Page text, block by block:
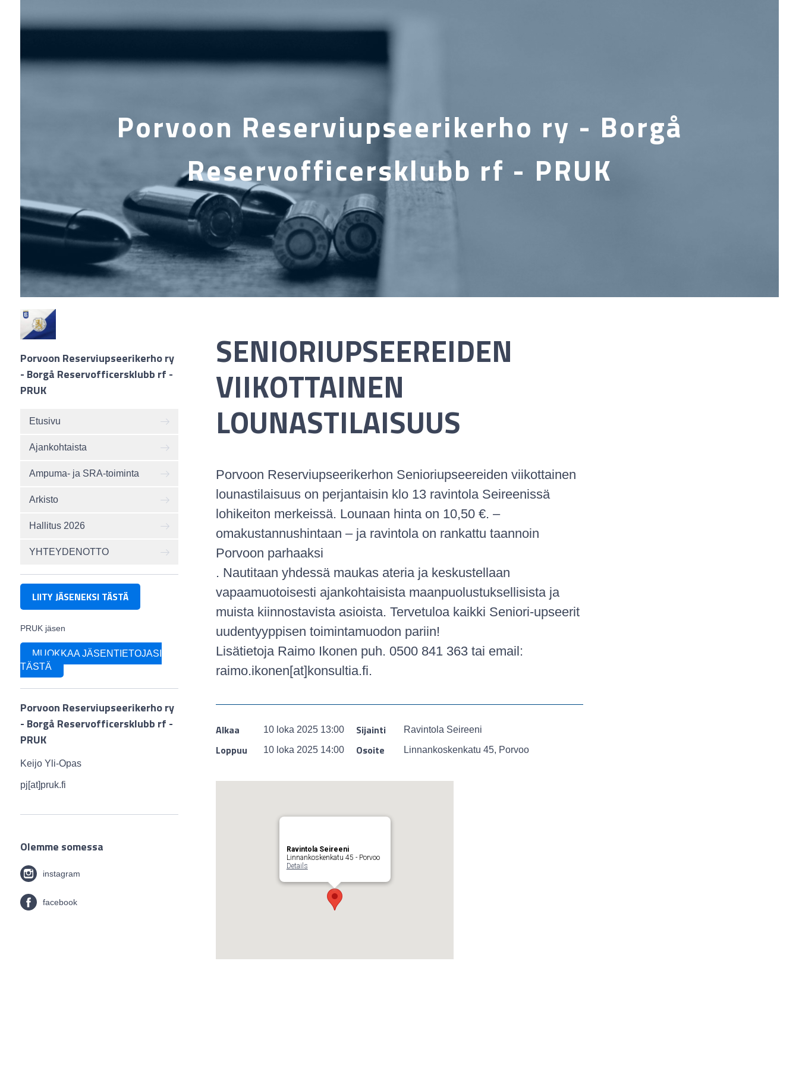
Porvoon Reserviupseerikerho ry - Borgå
Reservofficersklubb rf - PRUK
Porvoon Reserviupseerikerho ry
- Borgå Reservofficersklubb rf -
PRUK
Etusivu
Ajankohtaista
Ampuma- ja SRA-toiminta
Arkisto
Hallitus 2026
YHTEYDENOTTO
LIITY JÄSENEKSI TÄSTÄ
PRUK jäsen
MUOKKAA JÄSENTIETOJASI
TÄSTÄ
Porvoon Reserviupseerikerho ry
- Borgå Reservofficersklubb rf -
PRUK
Keijo Yli-Opas
pj[at]pruk.fi
Olemme somessa
instagram
facebook
SENIORIUPSEEREIDEN
VIIKOTTAINEN
LOUNASTILAISUUS
Porvoon Reserviupseerikerhon Senioriupseereiden viikottainen
lounastilaisuus on perjantaisin klo 13 ravintola Seireenissä
lohikeiton merkeissä. Lounaan hinta on 10,50 €. –
omakustannushintaan – ja ravintola on rankattu taannoin
Porvoon parhaaksi
. Nautitaan yhdessä maukas ateria ja keskustellaan
vapaamuotoisesti ajankohtaisista maanpuolustuksellisista ja
muista kiinnostavista asioista. Tervetuloa kaikki Seniori-upseerit
uudentyyppisen toimintamuodon pariin!
Lisätietoja Raimo Ikonen puh. 0500 841 363 tai email:
raimo.ikonen[at]konsultia.fi.
Alkaa 10 loka 2025 13:00 Sijainti Ravintola Seireeni
Loppuu 10 loka 2025 14:00 Osoite Linnankoskenkatu 45, Porvoo
Ravintola Seireeni
Linnankoskenkatu 45 - Porvoo
Details